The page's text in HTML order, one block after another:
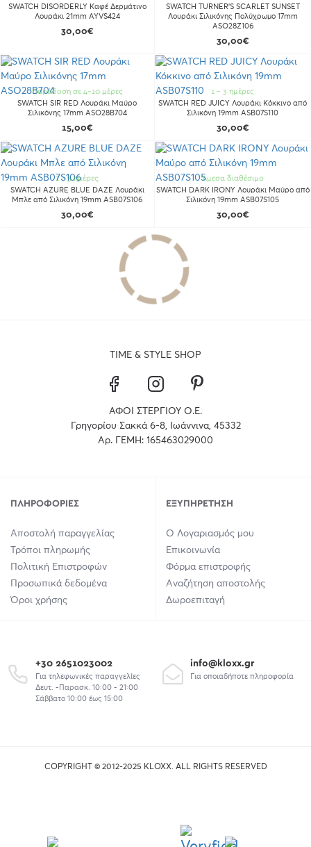
SWATCH DISORDERLY Καφέ Δερμάτινο
Λουράκι 21mm AYVS424
30,00€
SWATCH TURNER'S SCARLET SUNSET
Λουράκι Σιλικόνης Πολύχρωμο 17mm
ASO28Z106
30,00€
Παράδοση σε 4-10 μέρες
SWATCH SIR RED Λουράκι Μαύρο
Σιλικόνης 17mm ASO28B704
15,00€
1 - 3 ημέρες
SWATCH RED JUICY Λουράκι Κόκκινο από
Σιλικόνη 19mm ASB07S110
30,00€
1 - 3 ημέρες
SWATCH AZURE BLUE DAZE Λουράκι
Μπλε από Σιλικόνη 19mm ASB07S106
30,00€
Άμεσα διαθέσιμο
SWATCH DARK IRONY Λουράκι Μαύρο από
Σιλικόνη 19mm ASB07S105
30,00€
TIME & STYLE SHOP
ΑΦΟΙ ΣΤΕΡΓΙΟΥ Ο.Ε.
Γρηγορίου Σακκά 6-8, Ιωάννινα, 45332
Αρ. ΓΕΜΗ: 165463029000
ΠΛΗΡΟΦΟΡΊΕΣ
Αποστολή παραγγελίας
Τρόποι πληρωμής
Πολιτική Επιστροφών
Προσωπικά δεδομένα
Όροι χρήσης
ΕΞΥΠΗΡΈΤΗΣΗ
Ο Λογαριασμός μου
Επικοινωνία
Φόρμα επιστροφής
Αναζήτηση αποστολής
Δωροεπιταγή
+30 2651023002
Για τηλεφωνικές παραγγελίες
Δευτ. -Παρασκ. 10:00 - 21:00
Σάββατο 10:00 έως 15:00
info@kloxx.gr
Για οποιαδήποτε πληροφορία
COPYRIGHT © 2012-2025 KLOXX. ALL RIGHTS RESERVED